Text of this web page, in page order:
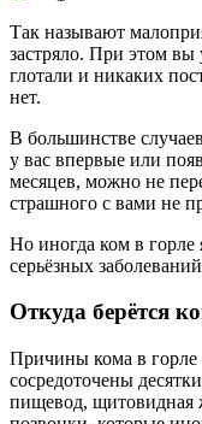
Так называют
застряло. При этом
глотали и никаких
нет.
В большинстве
у вас впервые или
месяцев, можно не
страшного с вами не
Но иногда ком в
серьёзных
Откуда берётся
Причины кома в горле
сосредоточены
пищевод, щитовидная